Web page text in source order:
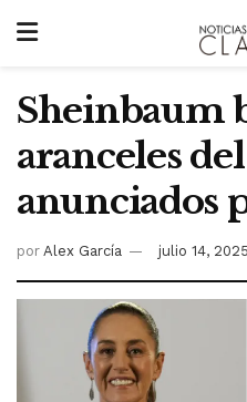
Sheinbaum
aranceles
anunciados
por Alex García julio 14, 2025